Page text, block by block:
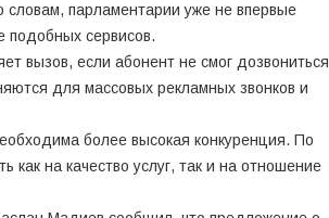
словам, парламентарии уже не впервые
подобных сервисов.
вызов, если абонент не смог дозвониться
для массовых рекламных звонков и
более высокая конкуренция. По
как на качество услуг, так и на отношение